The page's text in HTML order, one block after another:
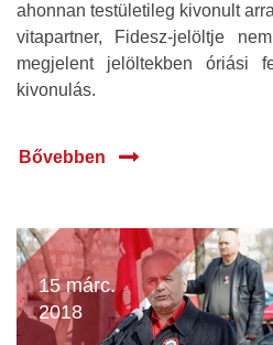
ahonnan testületileg kivonult
vitapartner, Fidesz-jelöltje
megjelent jelöltekben óriási
kivonulás.
Bővebben
15 márc.
2018